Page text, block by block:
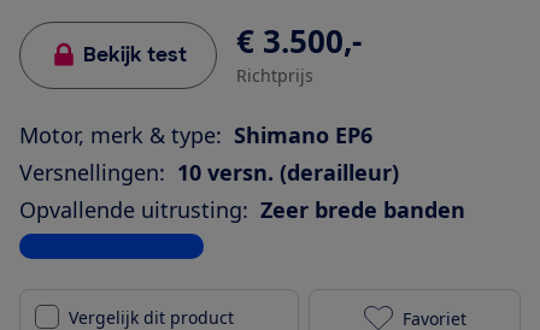
Bekijk test € 3.500,-
Richtprijs
Motor, merk & type: Shimano EP6
Versnellingen: 10 versn. (derailleur)
Opvallende uitrusting: Zeer brede banden
Bekijk alle specificaties
Vergelijk dit product Favoriet